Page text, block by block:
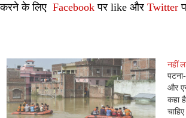
करने के लिए Facebook पर like और Twitter
नहीं
और
कहा